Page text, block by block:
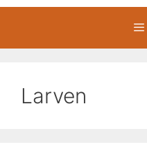
Larven